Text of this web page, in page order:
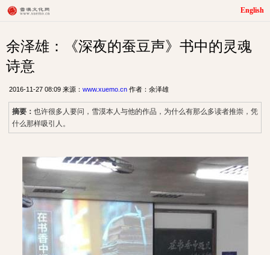
English
余泽雄：《深夜的蚕豆声》书中的灵魂
诗意
2016-11-27 08:09 来源： www.xuemo.cn 作者：余泽雄
摘要： 也许很多人要问，雪漠本人与他的作品，为什么有那么多读者推崇，凭
什么那样吸引人。